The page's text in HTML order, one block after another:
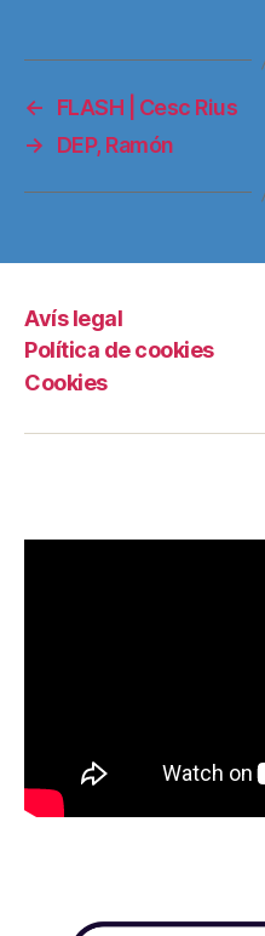
←
FLASH | Cesc Rius
→
DEP, Ramón
Avís legal
Política de cookies
Cookies